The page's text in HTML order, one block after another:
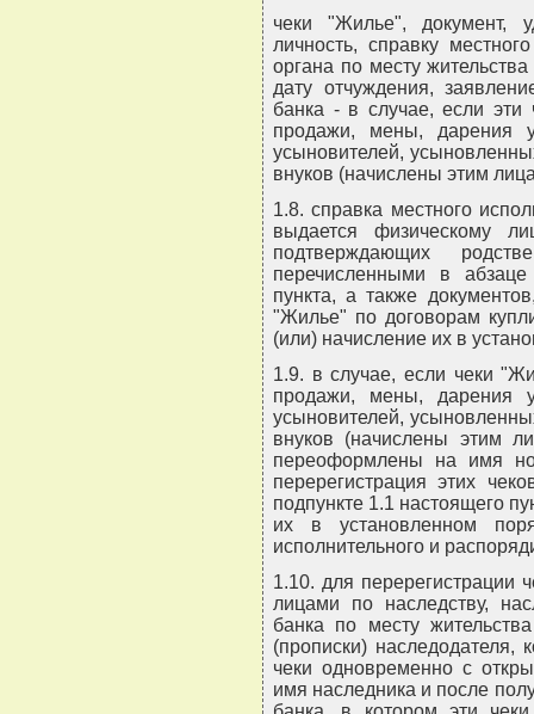
чеки "Жилье", документ,
личность, справку
органа по месту
дату отчуждения,
банка - в случае, если эти
продажи, мены, дарения у
усыновителей,
внуков (начислены этим
1.8. справка местного
выдается физическому
подтверждающих
перечисленными в
пункта, а также
"Жилье" по договорам
(или) начисление их в
1.9. в случае, если чеки
продажи, мены, дарения у
усыновителей,
внуков (начислены этим
переоформлены на имя
перерегистрация этих
подпункте 1.1 настоящего
их в установленном
исполнительного и
1.10. для перерегистрации
лицами по наследству,
банка по месту
(прописки) наследодателя,
чеки одновременно с
имя наследника и после